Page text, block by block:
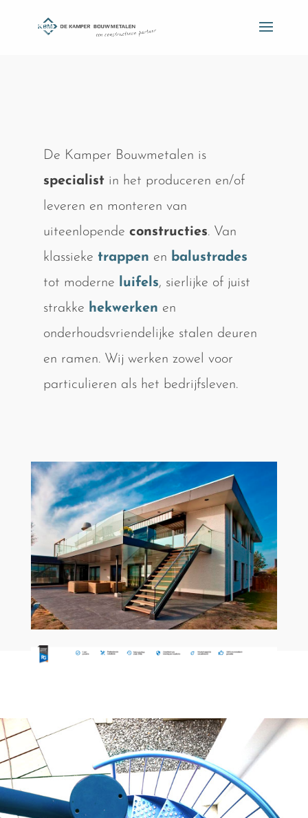
De Kamper Bouwmetalen is
specialistin het produceren en/of
leveren en monteren van
uiteenlopende constructies. Van
klassieke trappen en balustrades
tot moderne luifels, sierlijke of juist
strakke hekwerken en
onderhoudsvriendelijke stalen deuren
en ramen. Wij werken zowel voor
particulieren als het bedrijfsleven.